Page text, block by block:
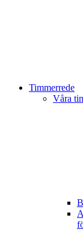
Timmerrede
Våra